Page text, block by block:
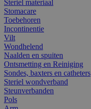
Steriel materiaal
Stomacare
Toebehoren
Incontinentie
Vilt
Wondhelend
Naalden en spuiten
Ontsmetting en Reiniging
Sondes, baxters en catheters
Steriel wondverband
Steunverbanden
Pols